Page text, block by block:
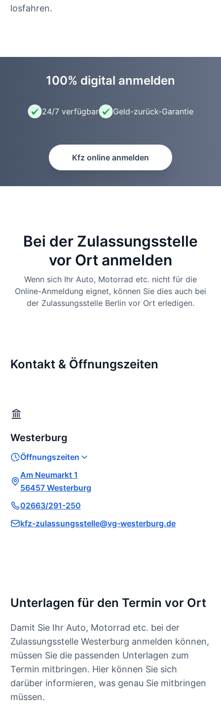
losfahren.
100% digital anmelden
24/7 verfügbar Geld-zurück-Garantie
Kfz online anmelden
Bei der Zulassungsstelle
vor Ort anmelden
Wenn sich Ihr Auto, Motorrad etc. nicht für die
Online-Anmeldung eignet, können Sie dies auch bei
der Zulassungsstelle Berlin vor Ort erledigen.
Kontakt & Öffnungszeiten
Westerburg
Öffnungszeiten
Am Neumarkt 1
56457 Westerburg
02663/291-250
kfz-zulassungsstelle@vg-westerburg.de
Unterlagen für den Termin vor Ort
Damit Sie Ihr Auto, Motorrad etc. bei der
Zulassungsstelle Westerburg anmelden können,
müssen Sie die passenden Unterlagen zum
Termin mitbringen. Hier können Sie sich
darüber informieren, was genau Sie mitbringen
müssen.